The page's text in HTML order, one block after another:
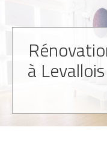
RÉNOVATION
à